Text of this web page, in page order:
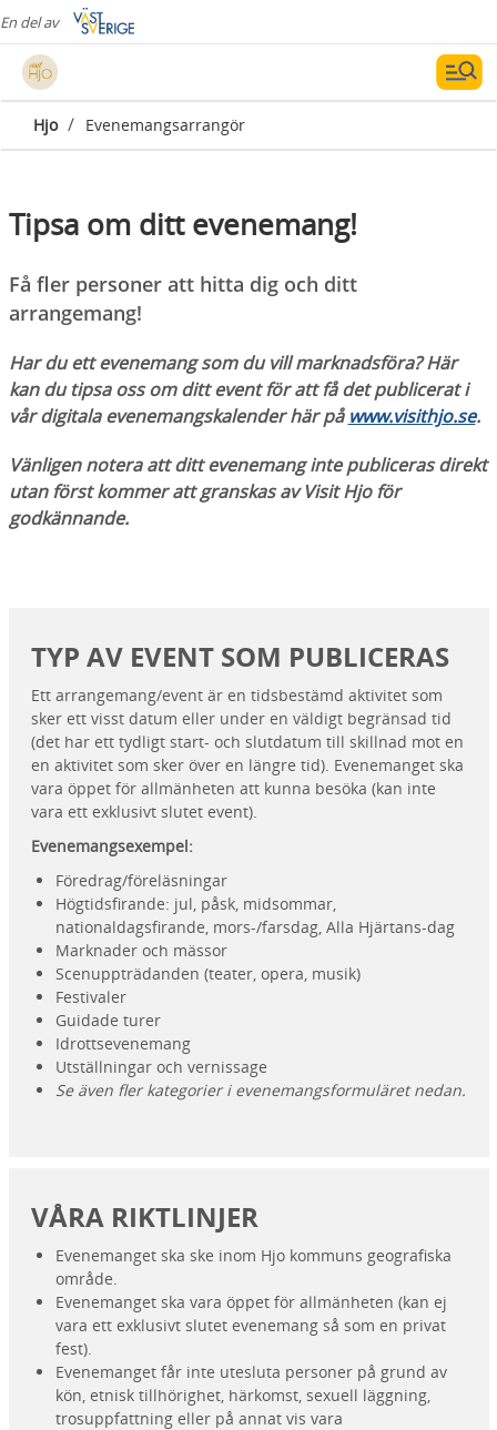
En del av
Hjo / Evenemangsarrangör
Tipsa om ditt evenemang!
Få fler personer att hitta dig och ditt
arrangemang!
Har du ett evenemang som du vill marknadsföra? Här
kan du tipsa oss om ditt event för att få det publicerat i
vår digitala evenemangskalender här på www.visithjo.se.
Vänligen notera att ditt evenemang inte publiceras direkt
utan först kommer att granskas av Visit Hjo för
godkännande.
TYP AV EVENT SOM PUBLICERAS
Ett arrangemang/event är en tidsbestämd aktivitet som
sker ett visst datum eller under en väldigt begränsad tid
(det har ett tydligt start- och slutdatum till skillnad mot en
en aktivitet som sker över en längre tid). Evenemanget ska
vara öppet för allmänheten att kunna besöka (kan inte
vara ett exklusivt slutet event).
Evenemangsexempel:
Föredrag/föreläsningar
Högtidsfirande: jul, påsk, midsommar,
nationaldagsfirande, mors-/farsdag, Alla Hjärtans-dag
Marknader och mässor
Scenuppträdanden (teater, opera, musik)
Festivaler
Guidade turer
Idrottsevenemang
Utställningar och vernissage
Se även fler kategorier i evenemangsformuläret nedan.
VÅRA RIKTLINJER
Evenemanget ska ske inom Hjo kommuns geografiska
område.
Evenemanget ska vara öppet för allmänheten (kan ej
vara ett exklusivt slutet evenemang så som en privat
fest).
Evenemanget får inte utesluta personer på grund av
kön, etnisk tillhörighet, härkomst, sexuell läggning,
trosuppfattning eller på annat vis vara